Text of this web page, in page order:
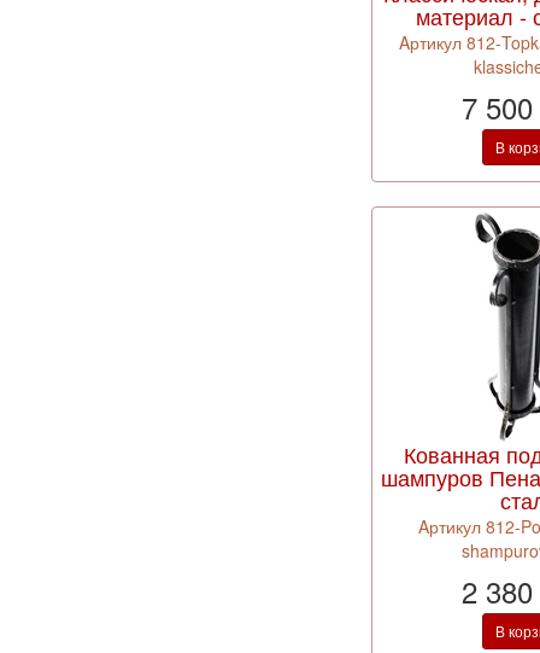
материал -
Aртикул 812-
7
В
Кованная
шампуров
Aртикул 812-
2
В